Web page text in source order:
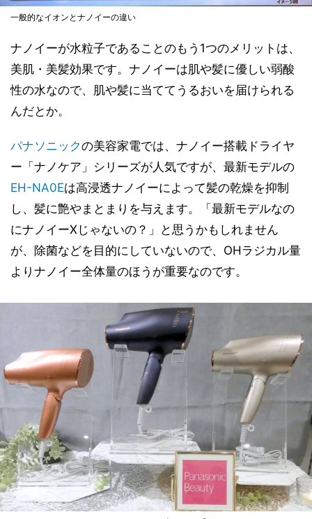
一般的なイオンとナノイーの違い
ナノイーが水粒子であることのもう1つのメリットは、
美肌・美髪効果です。ナノイーは肌や髪に優しい弱酸
性の水なので、肌や髪に当ててうるおいを届けられる
んだとか。
パナソニックの美容家電では、ナノイー搭載ドライヤ
ー「ナノケア」シリーズが人気ですが、最新モデルの
EH-NA0Eは高浸透ナノイーによって髪の乾燥を抑制
し、髪に艶やまとまりを与えます。「最新モデルなの
にナノイーXじゃないの？」と思うかもしれません
が、除菌などを目的にしていないので、OHラジカル量
よりナノイー全体量のほうが重要なのです。